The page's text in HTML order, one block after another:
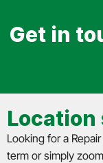
Get in
Location
Looking for a
term or simply